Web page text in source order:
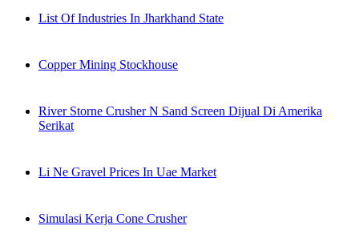
List Of Industries In Jharkhand State
Copper Mining Stockhouse
River Storne Crusher N Sand Screen Dijual Di Amerika
Serikat
Li Ne Gravel Prices In Uae Market
Simulasi Kerja Cone Crusher